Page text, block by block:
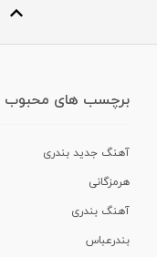
برچسب های محبوب
آهنگ جدید بندری
هرمزگانی
آهنگ بندری
بندرعباس